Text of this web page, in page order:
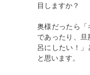
目しますか？
奥様だったら「
であったり、
呂にしたい！」
と思います。